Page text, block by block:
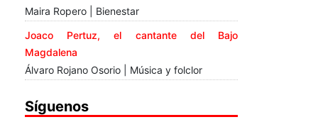
Maira Ropero | Bienestar
Joaco Pertuz, el cantante del Bajo
Magdalena
Álvaro Rojano Osorio | Música y folclor
Síguenos